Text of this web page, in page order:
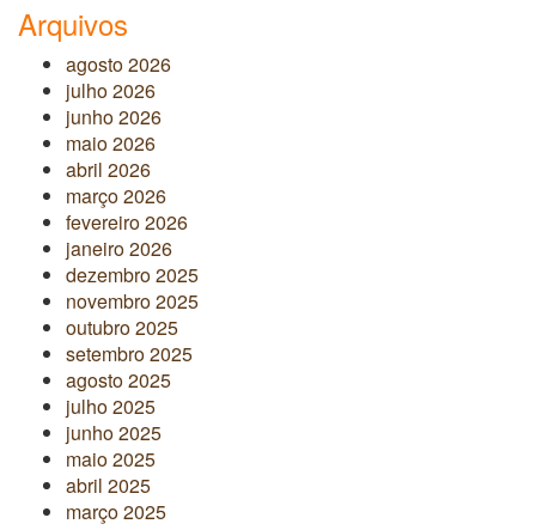
Arquivos
agosto 2026
julho 2026
junho 2026
maio 2026
abril 2026
março 2026
fevereiro 2026
janeiro 2026
dezembro 2025
novembro 2025
outubro 2025
setembro 2025
agosto 2025
julho 2025
junho 2025
maio 2025
abril 2025
março 2025